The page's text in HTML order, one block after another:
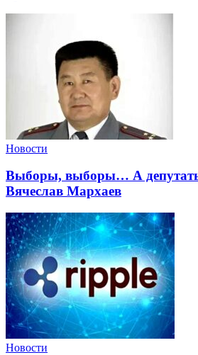
Новости
Выборы, выборы… А
Вячеслав Мархаев
Новости